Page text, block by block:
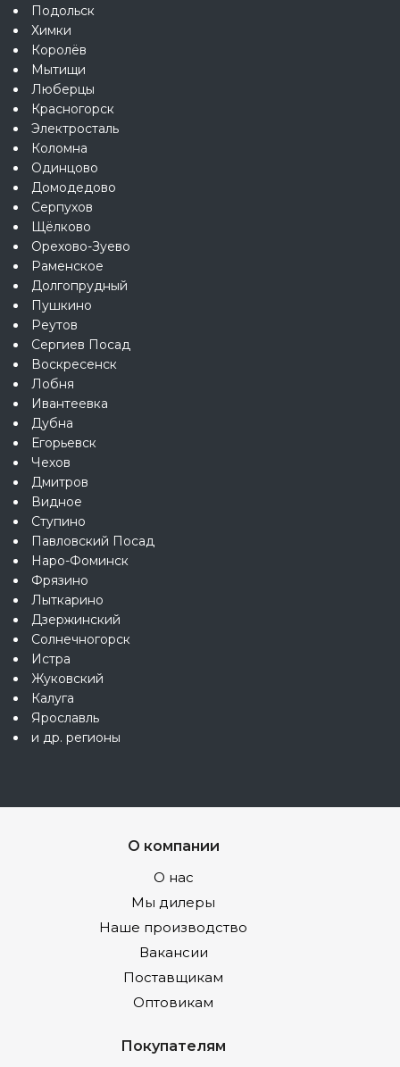
Подольск
Химки
Королёв
Мытищи
Люберцы
Красногорск
Электросталь
Коломна
Одинцово
Домодедово
Серпухов
Щёлково
Орехово-Зуево
Раменское
Долгопрудный
Пушкино
Реутов
Сергиев Посад
Воскресенск
Лобня
Ивантеевка
Дубна
Егорьевск
Чехов
Дмитров
Видное
Ступино
Павловский Посад
Наро-Фоминск
Фрязино
Лыткарино
Дзержинский
Солнечногорск
Истра
Жуковский
Калуга
Ярославль
и др. регионы
О компании
О нас
Мы дилеры
Наше производство
Вакансии
Поставщикам
Оптовикам
Покупателям